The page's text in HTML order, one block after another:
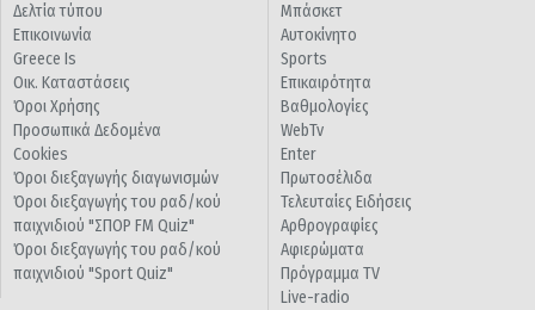
Δελτία τύπου
Επικοινωνία
Greece Is
Οικ. Καταστάσεις
Όροι Χρήσης
Προσωπικά Δεδομένα
Cookies
Όροι διεξαγωγής διαγωνισμών
Όροι διεξαγωγής του ραδ/κού
παιχνιδιού "ΣΠΟΡ FM Quiz"
Όροι διεξαγωγής του ραδ/κού
παιχνιδιού "Sport Quiz"
Μπάσκετ
Αυτοκίνητο
Sports
Επικαιρότητα
Βαθμολογίες
WebTv
Enter
Πρωτοσέλιδα
Τελευταίες Ειδήσεις
Αρθρογραφίες
Αφιερώματα
Πρόγραμμα TV
Live-radio